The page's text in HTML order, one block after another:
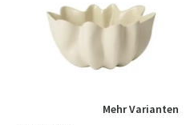
Mehr Varianten